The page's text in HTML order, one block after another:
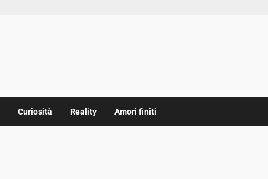
Curiosità Reality Amori finiti